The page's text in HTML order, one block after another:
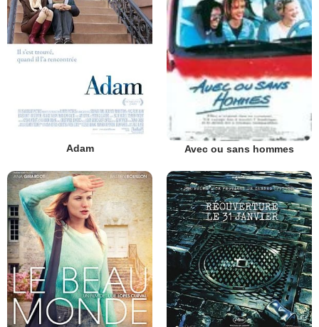
Adam Avec ou sans hommes